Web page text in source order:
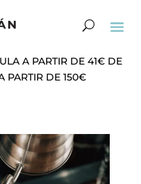
A PARTIR DE 41€ DE
PARTIR DE 150€